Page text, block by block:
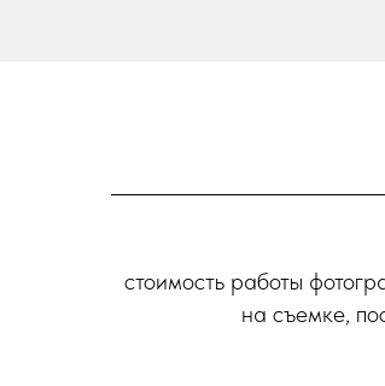
стоимость работы
на съемке,